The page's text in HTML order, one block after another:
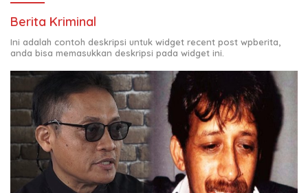
Berita Kriminal
Ini adalah contoh deskripsi untuk widget recent post wpberita,
anda bisa memasukkan deskripsi pada widget ini.